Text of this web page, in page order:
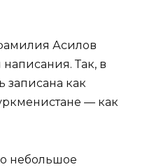
Асилов
Так, в
записана как
— как
небольшое